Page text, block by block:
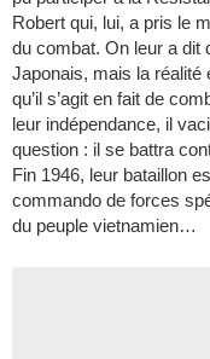
Robert qui, lui, a pris le
du combat. On leur a dit
Japonais, mais la réalité
qu’il s’agit en fait de
leur indépendance, il
question : il se battra
Fin 1946, leur bataillon
commando de forces
du peuple vietnamien…